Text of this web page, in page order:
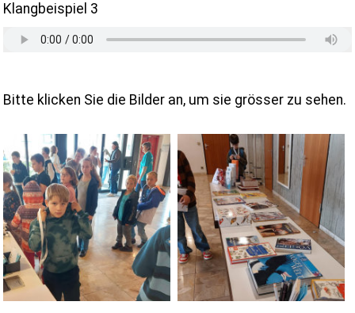
Klangbeispiel 3
Bitte klicken Sie die Bilder an, um sie grösser zu sehen.